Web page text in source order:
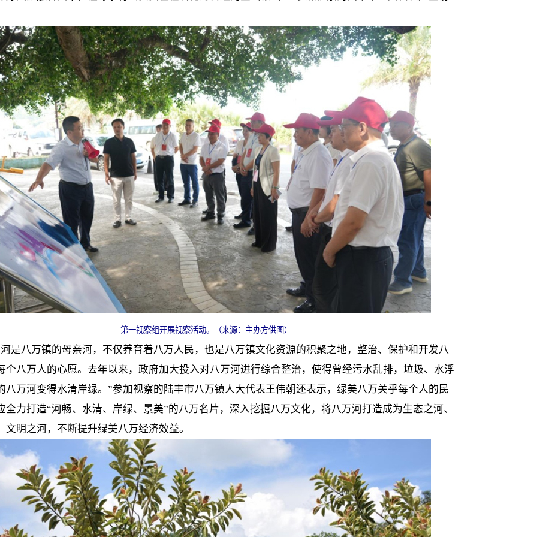
第一视察组开展视察活动。（来源：主办方供图）
是八万镇的母亲河，不仅养育着八万人民，也是八万镇文化资源的积聚之地，整治、保护和开发八
个八万人的心愿。去年以来，政府加大投入对八万河进行综合整治，使得曾经污水乱排，垃圾、水浮
八万河变得水清岸绿。”参加视察的陆丰市八万镇人大代表王伟朝还表示，绿美八万关乎每个人的民
全力打造“河畅、水清、岸绿、景美”的八万名片，深入挖掘八万文化，将八万河打造成为生态之河、
文明之河，不断提升绿美八万经济效益。